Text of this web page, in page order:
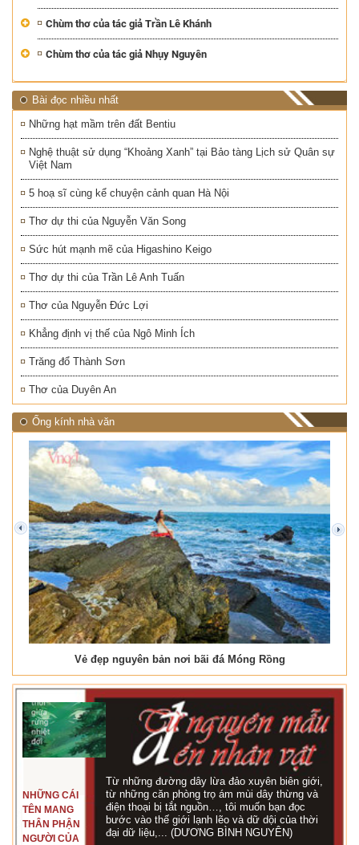
Chùm thơ của tác giả Trần Lê Khánh
Chùm thơ của tác giả Nhụy Nguyên
Bài đọc nhiều nhất
Những hạt mầm trên đất Bentiu
Nghệ thuật sử dụng “Khoảng Xanh” tại Bảo tàng Lịch sử Quân sự
Việt Nam
5 hoạ sĩ cùng kể chuyện cảnh quan Hà Nội
Thơ dự thi của Nguyễn Văn Song
Sức hút mạnh mẽ của Higashino Keigo
Thơ dự thi của Trần Lê Anh Tuấn
Thơ của Nguyễn Đức Lợi
Khẳng định vị thế của Ngô Minh Ích
Trăng đổ Thành Sơn
Thơ của Duyên An
Ống kính nhà văn
Vẻ đẹp nguyên bản nơi bãi đá Móng Rồng
prev next
NHỮNG CÁI
TÊN MANG
THÂN PHẬN
NGƯỜI CỦA
Từ những đường dây lừa đảo xuyên biên giới,
từ những căn phòng trọ ám mùi dây thừng và
điện thoại bị tắt nguồn…, tôi muốn bạn đọc
bước vào thế giới lạnh lẽo và dữ dội của thời
đại dữ liệu,... (DƯƠNG BÌNH NGUYÊN)